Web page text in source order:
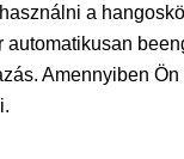
a
Amennyiben